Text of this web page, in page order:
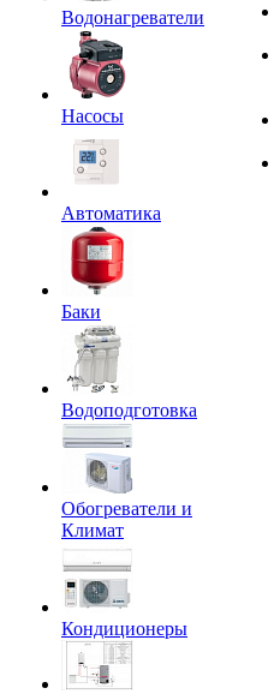
Водонагреватели
Насосы
Автоматика
Баки
Водоподготовка
Обогреватели и
Климат
Кондиционеры